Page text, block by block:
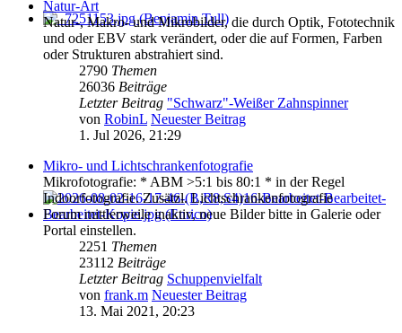
Natur-Art
Natur-, Makro- und Mikrobilder, die durch Optik, Fototechnik
und oder EBV stark verändert, oder die auf Formen, Farben
oder Strukturen abstrahiert sind.
2790 Themen
26036 Beiträge
Letzter Beitrag "Schwarz"-Weißer Zahnspinner
von RobinL Neuester Beitrag
1. Jul 2026, 21:29
Mikro- und Lichtschrankenfotografie
Mikrofotografie: * ABM >5:1 bis 80:1 * in der Regel
Indoorfotografie. Zusätzl. Lichtschrankenfotografie
Forum mittlerweile inaktiv, neue Bilder bitte in Galerie oder
Portal einstellen.
2251 Themen
23112 Beiträge
Letzter Beitrag Schuppenvielfalt
von frank.m Neuester Beitrag
13. Mai 2021, 20:23